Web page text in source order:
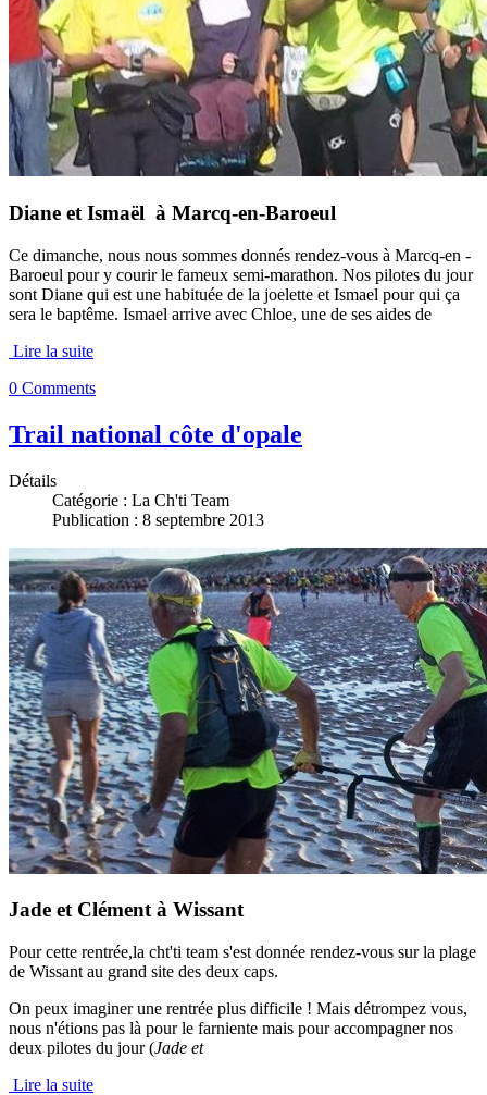
Diane et Ismaël à Marcq-en-Baroeul
Ce dimanche, nous nous sommes donnés rendez-vous à Marcq-en -
Baroeul pour y courir le fameux semi-marathon. Nos pilotes du jour
sont Diane qui est une habituée de la joelette et Ismael pour qui ça
sera le baptême. Ismael arrive avec Chloe, une de ses aides de
Lire la suite
0 Comments
Trail national côte d'opale
Détails
Catégorie : La Ch'ti Team
Publication : 8 septembre 2013
Jade et Clément à Wissant
Pour cette rentrée,la cht'ti team s'est donnée rendez-vous sur la plage
de Wissant au grand site des deux caps.
On peux imaginer une rentrée plus difficile ! Mais détrompez vous,
nous n'étions pas là pour le farniente mais pour accompagner nos
deux pilotes du jour (Jade et
Lire la suite